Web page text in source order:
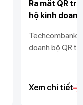
Ra mắt QR
hộ kinh doanh
Techcombank
doanh bộ QR
hành kinh
Xem chi tiết